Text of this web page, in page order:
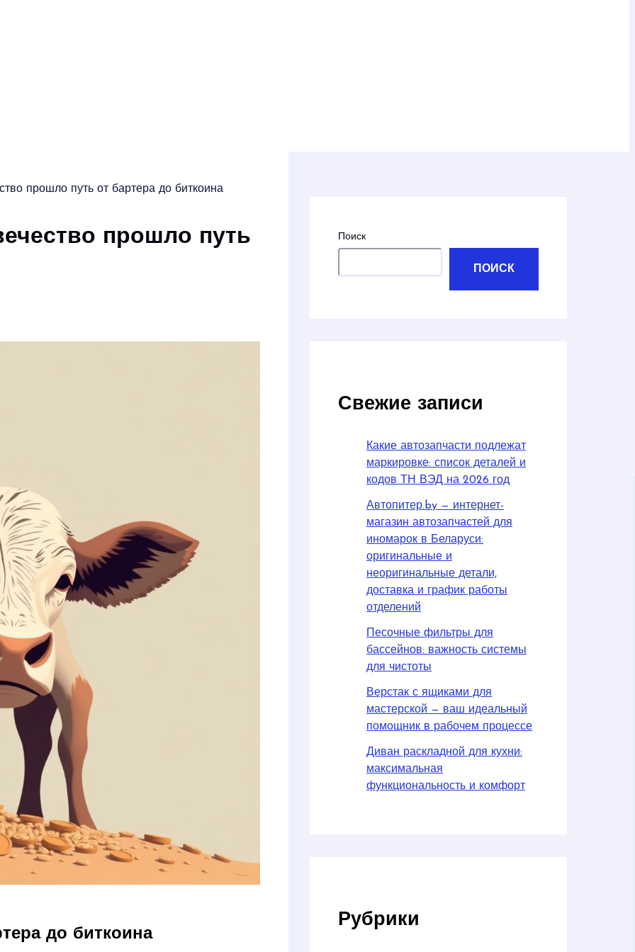
прошло путь от бартера до биткоина
прошло путь
до биткоина
Поиск
ПОИСК
Свежие записи
Какие автозапчасти подлежат
маркировке: список деталей и
кодов ТН ВЭД на 2026 год
Автопитер.by — интернет-
магазин автозапчастей для
иномарок в Беларуси:
оригинальные и
неоригинальные детали,
доставка и график работы
отделений
Песочные фильтры для
бассейнов: важность системы
для чистоты
Верстак с ящиками для
мастерской — ваш идеальный
помощник в рабочем процессе
Диван раскладной для кухни:
максимальная
функциональность и комфорт
Рубрики